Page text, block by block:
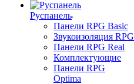
Руспанель
Панели RPG Basic
Звукоизоляция RPG
Панели RPG Real
Комплектующие
Панели RPG
Optima